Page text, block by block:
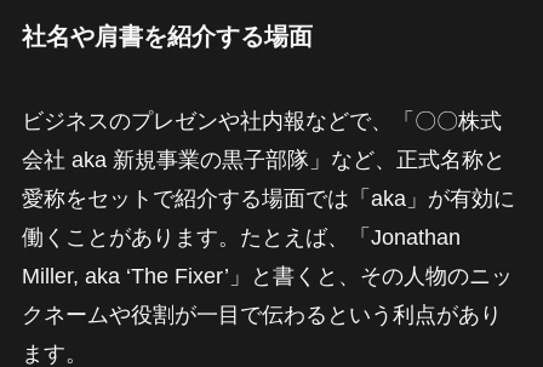
社名や肩書を紹介する場面
ビジネスのプレゼンや社内報などで、「〇〇株式
会社 aka 新規事業の黒子部隊」など、正式名称と
愛称をセットで紹介する場面では「aka」が有効に
働くことがあります。たとえば、「Jonathan
Miller, aka ‘The Fixer’」と書くと、その人物のニッ
クネームや役割が一目で伝わるという利点があり
ます。